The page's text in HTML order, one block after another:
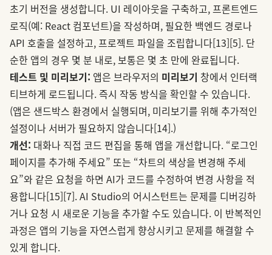
초기 버전을 생성합니다. UI 레이아웃을 구축하고, 프론트엔드
로직(예: React 컴포넌트)을 작성하며, 필요한 백엔드 경로나
API 호출을 설정하고, 프로젝트 파일을 조립합니다[13][5]. 단
순한 앱의 경우 몇 분 내로, 보통은 몇 초 만에 완료됩니다.
테스트 및 미리보기: 앱은 브라우저의 미리보기 창에서 인터랙
티브하게 로드됩니다. 즉시 작동 방식을 확인할 수 있습니다.
(앱은 샌드박스 환경에서 실행되며, 미리보기를 위해 추가적인
설정이나 서버가 필요하지 않습니다[14].)
개선: 대화나 직접 코드 편집을 통해 앱을 개선합니다. “로그인
페이지를 추가해 주세요” 또는 “차트의 색상을 변경해 주세
요”와 같은 요청을 하면 AI가 코드를 수정하여 변경 사항을 적
용합니다[15][7]. AI Studio의 어시스턴트는 문제를 디버깅하
거나 요청 시 새로운 기능을 추가할 수도 있습니다. 이 반복적인
과정은 앱의 기능을 자연스럽게 향상시키고 문제를 해결할 수
있게 합니다.